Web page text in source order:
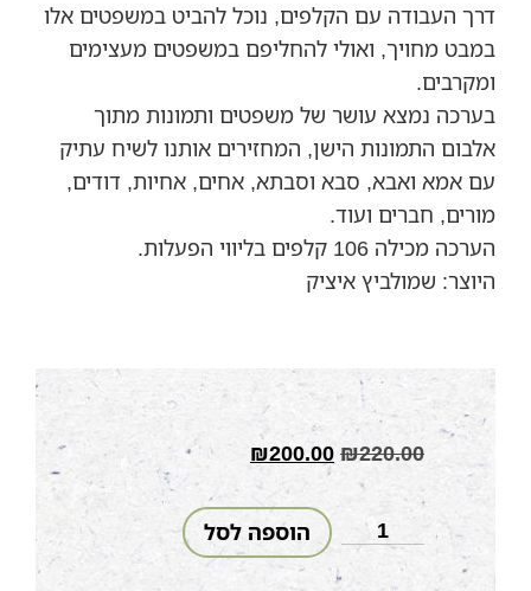
דרך העבודה עם הקלפים, נוכל להביט במשפטים אלו
במבט מחויך, ואולי להחליפם במשפטים מעצימים
ומקרבים.
בערכה נמצא עושר של משפטים ותמונות מתוך
אלבום התמונות הישן, המחזירים אותנו לשיח עתיק
עם אמא ואבא, סבא וסבתא, אחים, אחיות, דודים,
מורים, חברים ועוד.
הערכה מכילה 106 קלפים בליווי הפעלות.
היוצר: שמולביץ איציק
₪220.00
₪200.00
הוספה לסל